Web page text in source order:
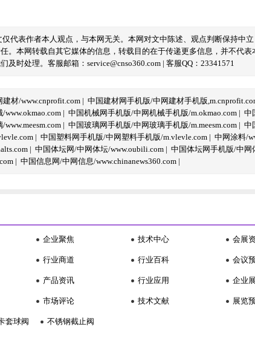
仅代表作者本人观点，与本网无关。本网对文中陈述、观点判断保持
。本网转载自其它媒体的信息，转载目的在于传递更多信息，并不代
及时处理。客服邮箱：service@cnso360.com | 客服QQ：23341571
材/www.cnprofit.com | 中国建材网手机版/中网建材手机版
www.okmao.com | 中国机械网手机版/中网机械手机版/m.okmao.com | 中
| 中国玻璃网手机版/中网玻璃手机版/m.meesm.com | 中
| 中国塑料网手机版/中网塑料手机版/m.vlevle.com | 中网涂料/
| 中国体坛网/中网体坛/www.oubili.com | 中国体坛网手机版/中网
| 中国信息网/中网信息/www.chinanews360.com |
企业聚焦
行业商道
产品资讯
市场评论
技术中心
行业百科
行业应用
技术文献
会展
会议
企业
展览
套球阀 不锈钢截止阀